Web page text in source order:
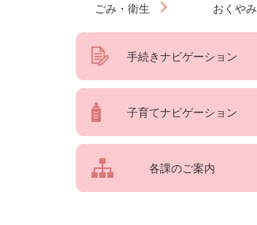
ごみ・衛生 おくやみ
手続きナビゲーション
子育てナビゲーション
各課のご案内